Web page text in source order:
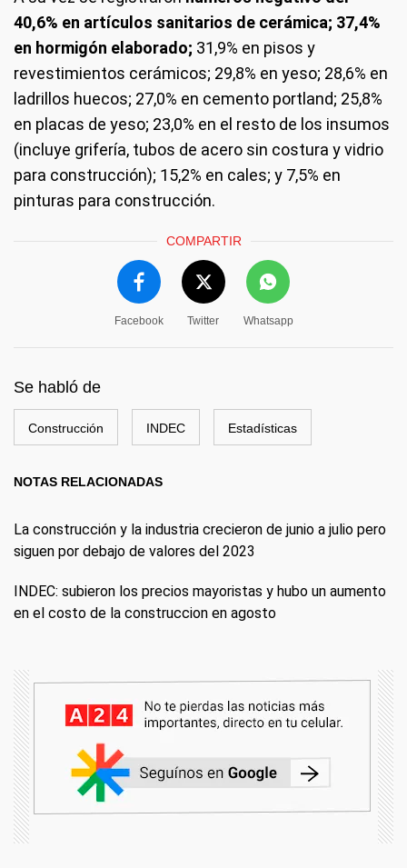
40,6% en artículos sanitarios de cerámica; 37,4%
en hormigón elaborado; 31,9% en pisos y
revestimientos cerámicos; 29,8% en yeso; 28,6% en
ladrillos huecos; 27,0% en cemento portland; 25,8%
en placas de yeso; 23,0% en el resto de los insumos
(incluye grifería, tubos de acero sin costura y vidrio
para construcción); 15,2% en cales; y 7,5% en
pinturas para construcción.
COMPARTIR
Facebook Twitter Whatsapp
Se habló de
Construcción INDEC Estadísticas
NOTAS RELACIONADAS
La construcción y la industria crecieron de junio a julio pero
siguen por debajo de valores del 2023
INDEC: subieron los precios mayoristas y hubo un aumento
en el costo de la construccion en agosto